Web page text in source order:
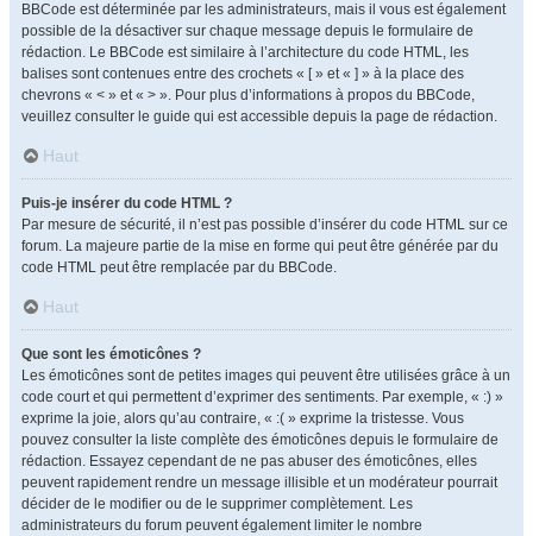
BBCode est déterminée par les administrateurs, mais il vous est également
possible de la désactiver sur chaque message depuis le formulaire de
rédaction. Le BBCode est similaire à l’architecture du code HTML, les
balises sont contenues entre des crochets « [ » et « ] » à la place des
chevrons « < » et « > ». Pour plus d’informations à propos du BBCode,
veuillez consulter le guide qui est accessible depuis la page de rédaction.
Haut
Puis-je insérer du code HTML ?
Par mesure de sécurité, il n’est pas possible d’insérer du code HTML sur ce
forum. La majeure partie de la mise en forme qui peut être générée par du
code HTML peut être remplacée par du BBCode.
Haut
Que sont les émoticônes ?
Les émoticônes sont de petites images qui peuvent être utilisées grâce à un
code court et qui permettent d’exprimer des sentiments. Par exemple, « :) »
exprime la joie, alors qu’au contraire, « :( » exprime la tristesse. Vous
pouvez consulter la liste complète des émoticônes depuis le formulaire de
rédaction. Essayez cependant de ne pas abuser des émoticônes, elles
peuvent rapidement rendre un message illisible et un modérateur pourrait
décider de le modifier ou de le supprimer complètement. Les
administrateurs du forum peuvent également limiter le nombre